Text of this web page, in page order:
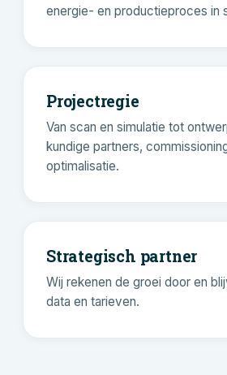
energie- en productieproces in
Projectregie
Van scan en simulatie tot
kundige partners,
optimalisatie.
Strategisch partner
Wij rekenen de groei door en
data en tarieven.